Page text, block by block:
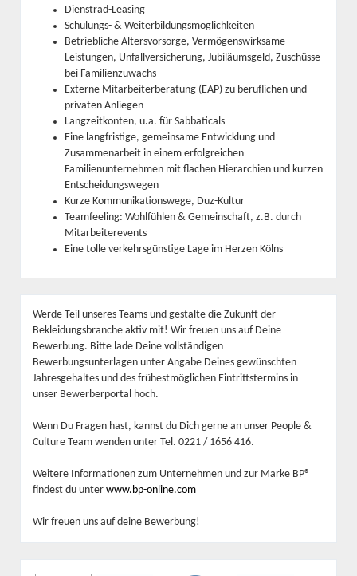
Dienstrad-Leasing
Schulungs- & Weiterbildungsmöglichkeiten
Betriebliche Altersvorsorge, Vermögenswirksame
Leistungen, Unfallversicherung, Jubiläumsgeld, Zuschüsse
bei Familienzuwachs
Externe Mitarbeiterberatung (EAP) zu beruflichen und
privaten Anliegen
Langzeitkonten, u.a. für Sabbaticals
Eine langfristige, gemeinsame Entwicklung und
Zusammenarbeit in einem erfolgreichen
Familienunternehmen mit flachen Hierarchien und kurzen
Entscheidungswegen
Kurze Kommunikationswege, Duz-Kultur
Teamfeeling: Wohlfühlen & Gemeinschaft, z.B. durch
Mitarbeiterevents
Eine tolle verkehrsgünstige Lage im Herzen Kölns
Werde Teil unseres Teams und gestalte die Zukunft der
Bekleidungsbranche aktiv mit! Wir freuen uns auf Deine
Bewerbung. Bitte lade Deine vollständigen
Bewerbungsunterlagen unter Angabe Deines gewünschten
Jahresgehaltes und des frühestmöglichen Eintrittstermins in
unser Bewerberportal hoch.
Wenn Du Fragen hast, kannst du Dich gerne an unser People &
Culture Team wenden unter Tel. 0221 / 1656 416.
Weitere Informationen zum Unternehmen und zur Marke BP®
findest du unter www.bp-online.com
Wir freuen uns auf deine Bewerbung!